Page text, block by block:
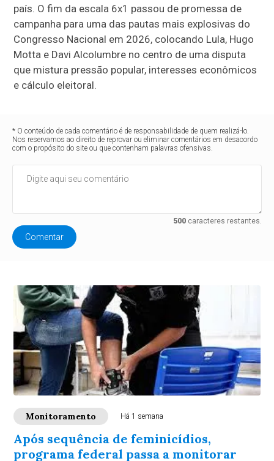
país. O fim da escala 6x1 passou de promessa de
campanha para uma das pautas mais explosivas do
Congresso Nacional em 2026, colocando Lula, Hugo
Motta e Davi Alcolumbre no centro de uma disputa
que mistura pressão popular, interesses econômicos
e cálculo eleitoral.
* O conteúdo de cada comentário é de responsabilidade de quem realizá-lo.
Nos reservamos ao direito de reprovar ou eliminar comentários em desacordo
com o propósito do site ou que contenham palavras ofensivas.
500caracteres restantes.
Comentar
Monitoramento Há 1 semana
Após sequência de feminicídios,
programa federal passa a monitorar